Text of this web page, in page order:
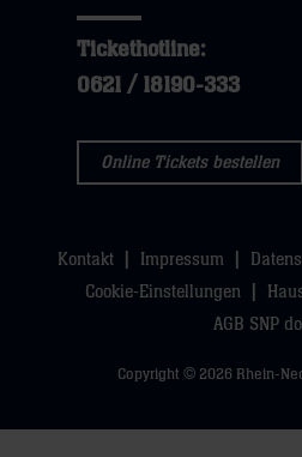
Tickethotline:
0621 / 18190-333
Online Tickets bestellen
Kontakt Impressum
Cookie-Einstellungen
AGB SNP
Copyright © 2026 Rhein-